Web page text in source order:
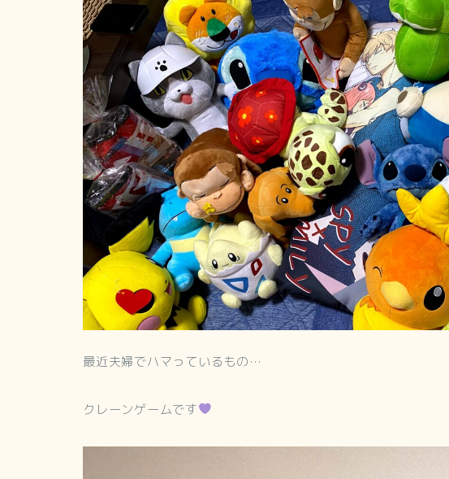
最近夫婦でハマっているもの…
クレーンゲームです